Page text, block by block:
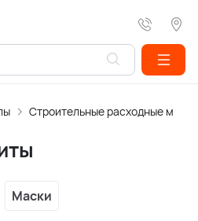
Строительные расходные
Маски